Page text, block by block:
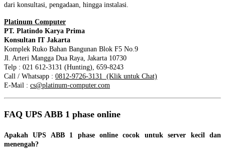
dari konsultasi, pengadaan, hingga instalasi.
Platinum Computer
PT. Platindo Karya Prima
Konsultan IT Jakarta
Komplek Ruko Bahan Bangunan Blok F5 No.9
Jl. Arteri Mangga Dua Raya, Jakarta 10730
Telp : 021 612-3131 (Hunting), 659-8243
Call / Whatsapp : 0812-9726-3131 (Klik untuk Chat)
E-Mail : cs@platinum-computer.com
FAQ UPS ABB 1 phase online
Apakah UPS ABB 1 phase online cocok untuk server kecil dan
menengah?